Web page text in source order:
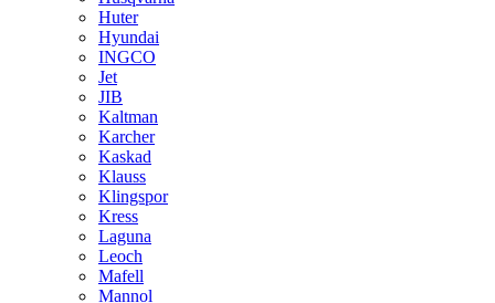
Huter
Hyundai
INGCO
Jet
JIB
Kaltman
Karcher
Kaskad
Klauss
Klingspor
Kress
Laguna
Leoch
Mafell
Mannol